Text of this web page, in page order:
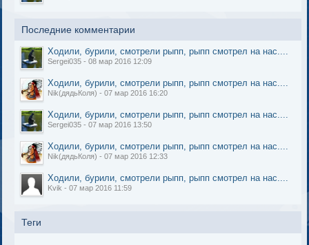
Последние комментарии
Ходили, бурили, смотрели рыпп, рыпп смотрел на нас....
Sergei035 - 08 мар 2016 12:09
Ходили, бурили, смотрели рыпп, рыпп смотрел на нас....
Nik(дядьКоля) - 07 мар 2016 16:20
Ходили, бурили, смотрели рыпп, рыпп смотрел на нас....
Sergei035 - 07 мар 2016 13:50
Ходили, бурили, смотрели рыпп, рыпп смотрел на нас....
Nik(дядьКоля) - 07 мар 2016 12:33
Ходили, бурили, смотрели рыпп, рыпп смотрел на нас....
Kvik - 07 мар 2016 11:59
Теги